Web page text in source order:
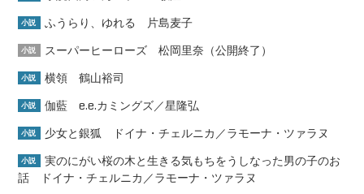
小説 ふうらり、ゆれる 片島麦子
小説 スーパーヒーローズ 松岡里奈（公開終了）
小説 横領 鶴山裕司
小説 伽藍 e.e.カミングズ／星隆弘
小説 少女と銀狐 ドイナ・チェルニカ／ラモーナ・ツァラヌ
小説
実のにがい桜の木と生きる気もちをうしなった男の子のお
話 ドイナ・チェルニカ／ラモーナ・ツァラヌ